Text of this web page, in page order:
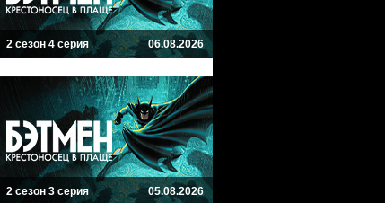
2 сезон 4 серия 06.08.2026
2 сезон 3 серия 05.08.2026